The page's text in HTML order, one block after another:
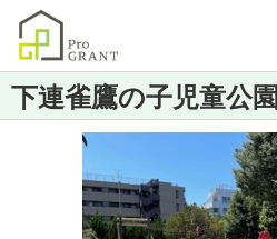
下連雀鷹の子児童公園